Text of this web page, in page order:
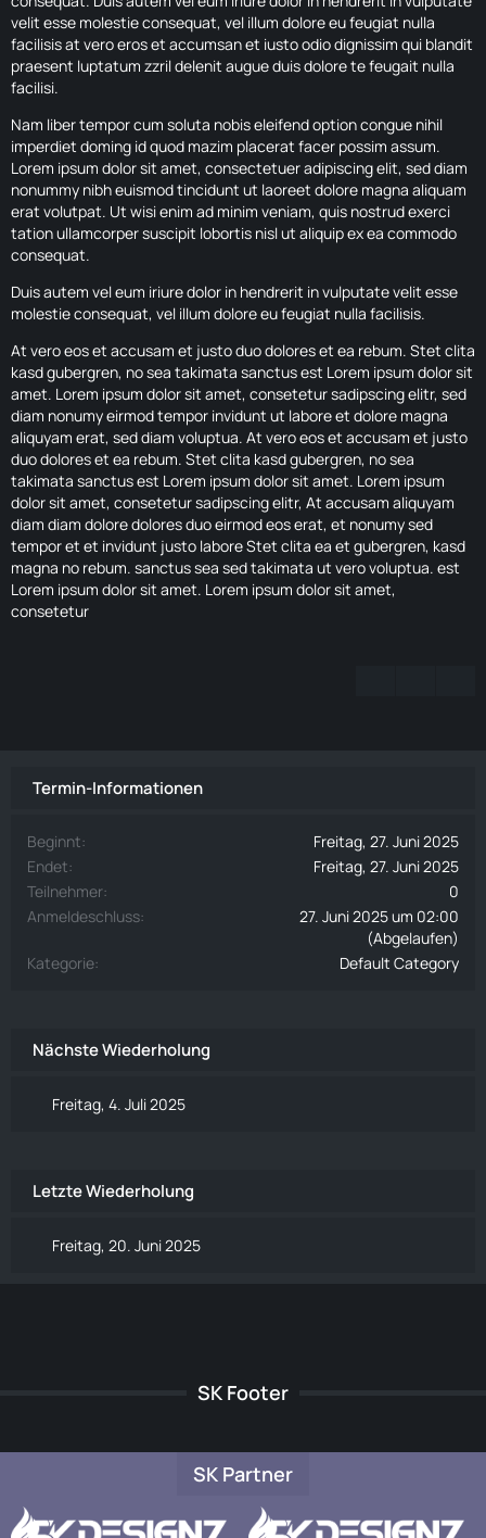
velit esse molestie consequat, vel illum dolore eu feugiat nulla
facilisis at vero eros et accumsan et iusto odio dignissim qui blandit
praesent luptatum zzril delenit augue duis dolore te feugait nulla
facilisi.
Nam liber tempor cum soluta nobis eleifend option congue nihil
imperdiet doming id quod mazim placerat facer possim assum.
Lorem ipsum dolor sit amet, consectetuer adipiscing elit, sed diam
nonummy nibh euismod tincidunt ut laoreet dolore magna aliquam
erat volutpat. Ut wisi enim ad minim veniam, quis nostrud exerci
tation ullamcorper suscipit lobortis nisl ut aliquip ex ea commodo
consequat.
Duis autem vel eum iriure dolor in hendrerit in vulputate velit esse
molestie consequat, vel illum dolore eu feugiat nulla facilisis.
At vero eos et accusam et justo duo dolores et ea rebum. Stet clita
kasd gubergren, no sea takimata sanctus est Lorem ipsum dolor sit
amet. Lorem ipsum dolor sit amet, consetetur sadipscing elitr, sed
diam nonumy eirmod tempor invidunt ut labore et dolore magna
aliquyam erat, sed diam voluptua. At vero eos et accusam et justo
duo dolores et ea rebum. Stet clita kasd gubergren, no sea
takimata sanctus est Lorem ipsum dolor sit amet. Lorem ipsum
dolor sit amet, consetetur sadipscing elitr, At accusam aliquyam
diam diam dolore dolores duo eirmod eos erat, et nonumy sed
tempor et et invidunt justo labore Stet clita ea et gubergren, kasd
magna no rebum. sanctus sea sed takimata ut vero voluptua. est
Lorem ipsum dolor sit amet. Lorem ipsum dolor sit amet,
consetetur
Termin-Informationen
Beginnt
Freitag, 27. Juni 2025
Endet
Freitag, 27. Juni 2025
Teilnehmer
0
Anmeldeschluss
27. Juni 2025 um 02:00
(Abgelaufen)
Kategorie
Default Category
Nächste Wiederholung
Freitag, 4. Juli 2025
Letzte Wiederholung
Freitag, 20. Juni 2025
SK Footer
SK Partner